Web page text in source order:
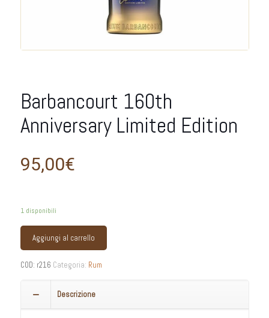
Barbancourt 160th
Anniversary Limited Edition
95,00€
1 disponibili
Aggiungi al carrello
COD: r216 Categoria: Rum
Descrizione